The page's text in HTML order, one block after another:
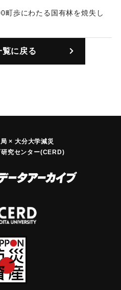
町歩にわたる国有林を焼失し
覧に戻る
× 大分大学減災
究センター(CERD)